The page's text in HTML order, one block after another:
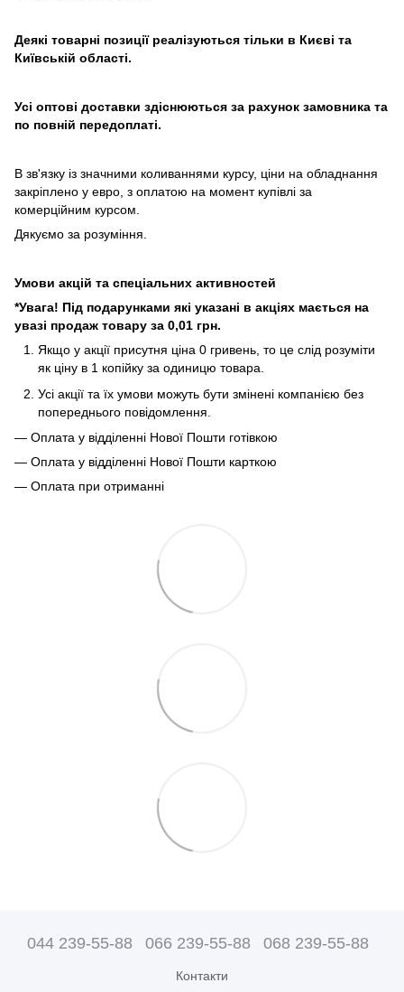
Деякі товарні позиції реалізуються тільки в Києві та
Київській області.
Усі оптові доставки здіснюються за рахунок замовника та
по повній передоплаті.
В зв'язку із значними коливаннями курсу, ціни на обладнання
закріплено у евро, з оплатою на момент купівлі за
комерційним курсом.
Дякуємо за розуміння.
Умови акцій та спеціальних активностей
*Увага! Під подарунками які указані в акціях мається на
увазі продаж товару за 0,01 грн.
Якщо у акції присутня ціна 0 гривень, то це слід розуміти
як ціну в 1 копійку за одиницю товара.
Усі акції та їх умови можуть бути змінені компанією без
попереднього повідомлення.
— Оплата у відділенні Нової Пошти готівкою
— Оплата у відділенні Нової Пошти карткою
— Оплата при отриманні
044 239-55-88 066 239-55-88 068 239-55-88
Контакти